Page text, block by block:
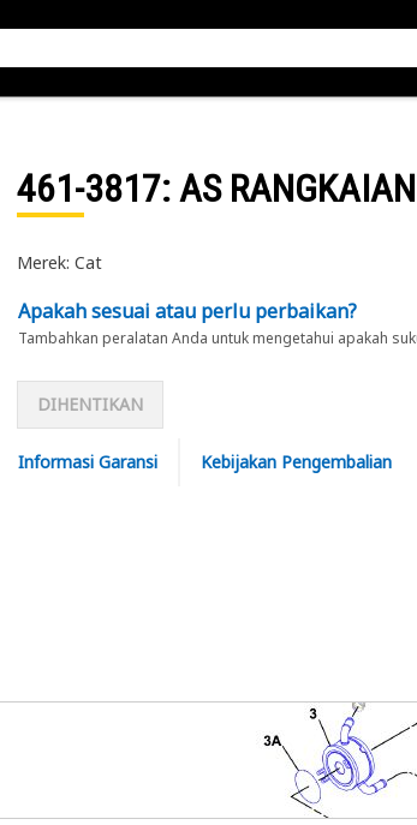
461-3817: AS
Merek: Cat
Apakah sesuai atau perlu perbaikan?
Tambahkan peralatan Anda untuk mengetahui apakah
DIHENTIKAN
Informasi Garansi Kebijakan Pengembalian